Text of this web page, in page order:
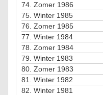
74. Zomer 1986
75. Winter 1985
76. Zomer 1985
77. Winter 1984
78. Zomer 1984
79. Winter 1983
80. Zomer 1983
81. Winter 1982
82. Winter 1981